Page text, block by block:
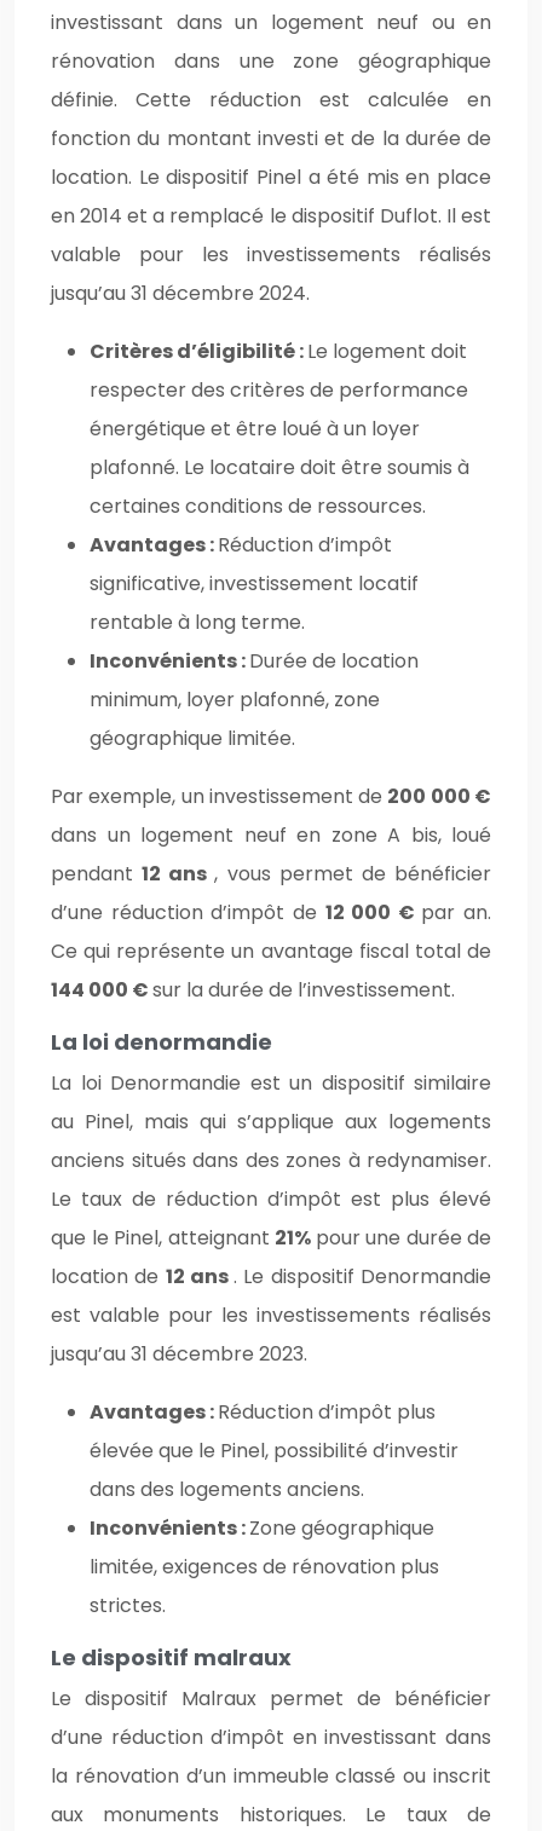
investissant dans un logement neuf ou en
rénovation dans une zone géographique
définie. Cette réduction est calculée en
fonction du montant investi et de la durée de
location. Le dispositif Pinel a été mis en place
en 2014 et a remplacé le dispositif Duflot. Il est
valable pour les investissements réalisés
jusqu’au 31 décembre 2024.
Critères d’éligibilité :Le logement doit
respecter des critères de performance
énergétique et être loué à un loyer
plafonné. Le locataire doit être soumis à
certaines conditions de ressources.
Avantages :Réduction d’impôt
significative, investissement locatif
rentable à long terme.
Inconvénients :Durée de location
minimum, loyer plafonné, zone
géographique limitée.
Par exemple, un investissement de 200 000 €
dans un logement neuf en zone A bis, loué
pendant12 ans, vous permet de bénéficier
d’une réduction d’impôt de 12 000 € par an.
Ce qui représente un avantage fiscal total de
144 000 €sur la durée de l’investissement.
La loi denormandie
La loi Denormandie est un dispositif similaire
au Pinel, mais qui s’applique aux logements
anciens situés dans des zones à redynamiser.
Le taux de réduction d’impôt est plus élevé
que le Pinel, atteignant 21% pour une durée de
location de 12 ans. Le dispositif Denormandie
est valable pour les investissements réalisés
jusqu’au 31 décembre 2023.
Avantages :Réduction d’impôt plus
élevée que le Pinel, possibilité d’investir
dans des logements anciens.
Inconvénients :Zone géographique
limitée, exigences de rénovation plus
strictes.
Le dispositif malraux
Le dispositif Malraux permet de bénéficier
d’une réduction d’impôt en investissant dans
la rénovation d’un immeuble classé ou inscrit
aux monuments historiques. Le taux de